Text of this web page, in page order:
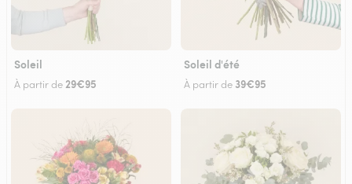
Soleil
À partir de 29€95
Soleil d'été
À partir de 39€95